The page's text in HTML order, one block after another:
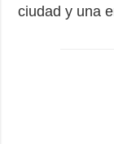
ciudad y una